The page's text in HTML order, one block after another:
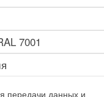
7001
передачи данных и